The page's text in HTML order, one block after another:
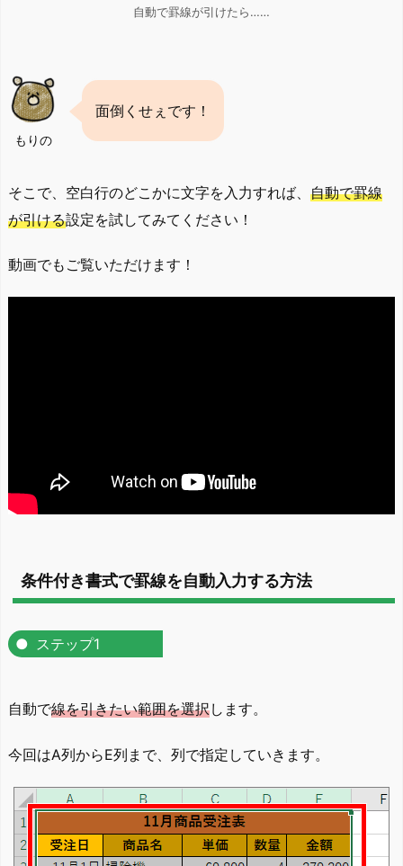
自動で罫線が引けたら……
もりの
面倒くせぇです！
そこで、空白行のどこかに文字を入力すれば、 自動で罫線
が引ける設定を試してみてください！
動画でもご覧いただけます！
条件付き書式で罫線を自動入力する方法
ステップ1
自動で線を引きたい範囲を選択します。
今回はA列からE列まで、列で指定していきます。